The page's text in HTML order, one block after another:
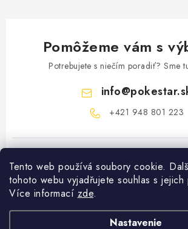
Tento web používá soubory cookie.
tohoto webu vyjadřujete souhlas s jejich
Více informací zde.
Nastavenie
Pomôžeme vám s
Potrebujete s niečím poradiť? Sme
info@
‪+421 948 801 223